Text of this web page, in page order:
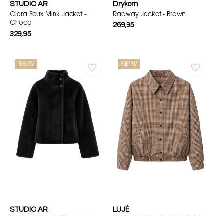
STUDIO AR
Clara Faux Mink Jacket -
Choco
329,95
Drykorn
Radway Jacket - Brown
269,95
NIEUW
STUDIO AR
NIEUW
LUJÉ